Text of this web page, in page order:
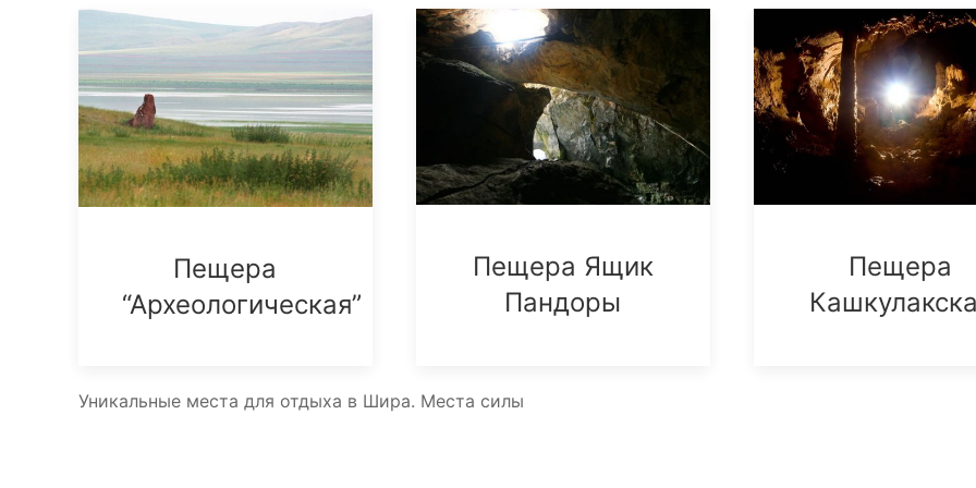
Пещера
“Археологическая”
Пещера Ящик
Пандоры
Пещера
Уникальные места для отдыха в Шира. Места силы